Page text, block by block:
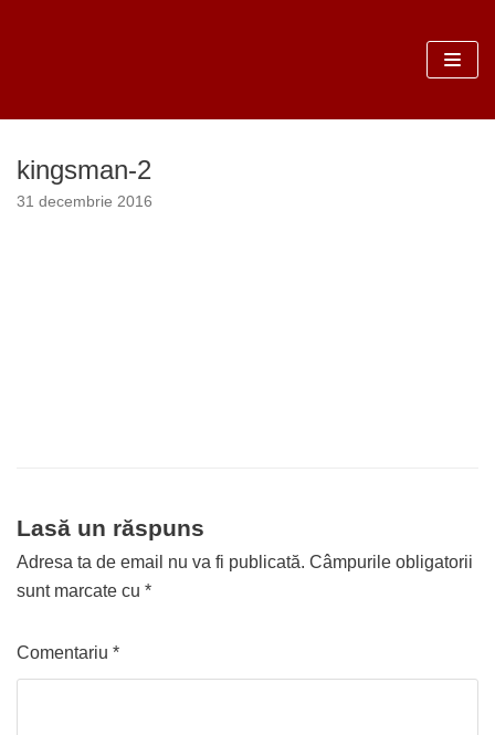
conținut
kingsman-2
31 decembrie 2016
Lasă un răspuns
Adresa ta de email nu va fi publicată. Câmpurile obligatorii
sunt marcate cu *
Comentariu *